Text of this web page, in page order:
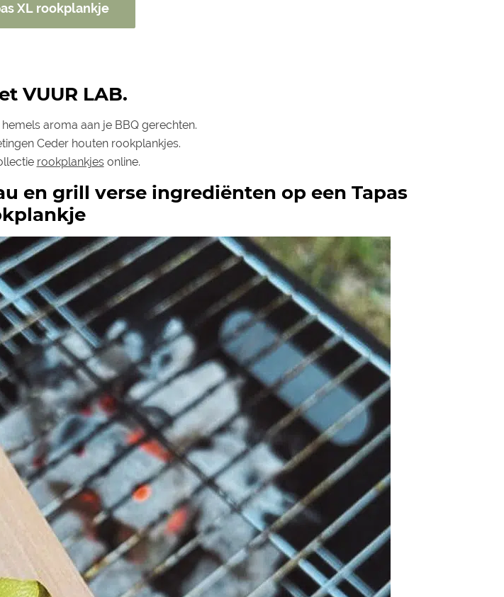
XL rookplankje
VUUR LAB.
aroma aan je BBQ gerechten.
Ceder houten rookplankjes.
rookplankjesonline.
en grill verse ingrediënten op een Tapas